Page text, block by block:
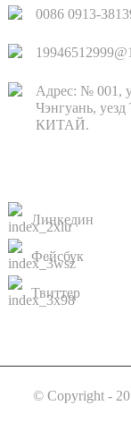
0086 0913-
Адрес: № 001,
Чэнгуань,
КИТАЙ.
Линкедин
Фейсбук
Твиттер
© Copyright -